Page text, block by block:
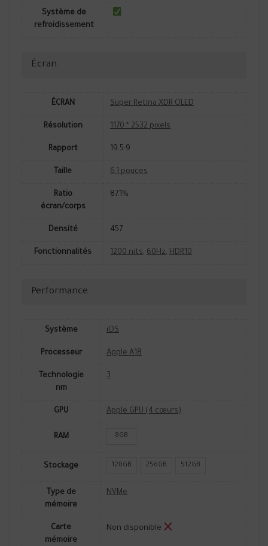
Système de
refroidissement
Écran
ÉCRAN Super Retina XDR OLED
Résolution 1170 * 2532 pixels
Rapport 19.5:9
Taille 6.1 pouces
Ratio
écran/corps
87.1%
Densité 457
Fonctionnalités 1200 nits, 60Hz, HDR10
Performance
Système iOS
Processeur Apple A18
Technologie
nm
3
GPU Apple GPU (4 cœurs)
RAM 8GB
Stockage 128GB 256GB 512GB
Type de
mémoire
NVMe
Carte
mémoire
Non disponible